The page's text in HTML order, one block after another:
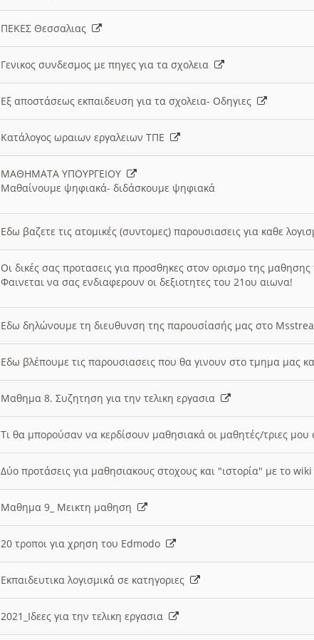
ΠΕΚΕΣ Θεσσαλιας
Γενικος συνδεσμος με πηγες για τα σχολεια
Εξ αποστάσεως εκπαιδευση για τα σχολεια- Οδηγιες
Κατάλογος ωραιων εργαλειων ΤΠΕ
ΜΑΘΗΜΑΤΑ ΥΠΟΥΡΓΕΙΟΥ
Μαθαίνουμε ψηφιακά- διδάσκουμε ψηφιακά
Εδω βαζετε τις ατομικές (συντομες) παρουσιασεις για καθε
Οι δικές σας προτασεις για προσθηκες στον ορισμο της
Φαινεται να σας ενδιαφερουν οι δεξιοτητες του 21ου αιωνα!
Εδω δηλώνουμε τη διευθυνση της παρουσίασής μας στο
Εδω βλέπουμε τις παρουσιασεις που θα γινουν στο τμημα μας
Μαθημα 8. Συζητηση για την τελικη εργασια
Τι θα μπορούσαν να κερδίσουν μαθησιακά οι μαθητές/τριες
Δύο προτάσεις για μαθησιακους στοχους και "ιστορία" με το
Μαθημα 9_ Μεικτη μαθηση
20 τροποι για χρηση του Edmodo
Εκπαιδευτικα λογισμικά σε κατηγοριες
2021_Ιδεες για την τελικη εργασια